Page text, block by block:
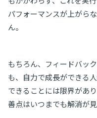
パフォーマンスが上がら
ん。
もちろん、フィードバッ
も、自力で成長ができる
できることには限界があ
善点はいつまでも解消が見